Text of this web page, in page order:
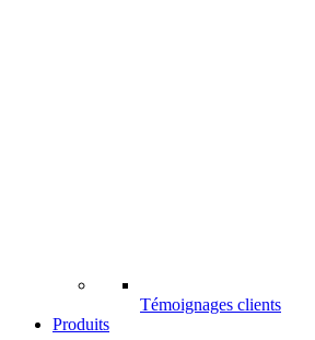
Témoignages clients
Produits